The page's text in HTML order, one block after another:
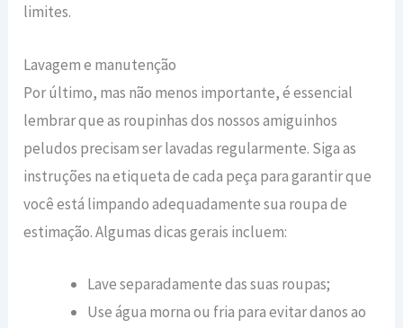
limites.
Lavagem e manutenção
Por último, mas não menos importante, é essencial
lembrar que as roupinhas dos nossos amiguinhos
peludos precisam ser lavadas regularmente. Siga as
instruções na etiqueta de cada peça para garantir que
você está limpando adequadamente sua roupa de
estimação. Algumas dicas gerais incluem:
Lave separadamente das suas roupas;
Use água morna ou fria para evitar danos ao